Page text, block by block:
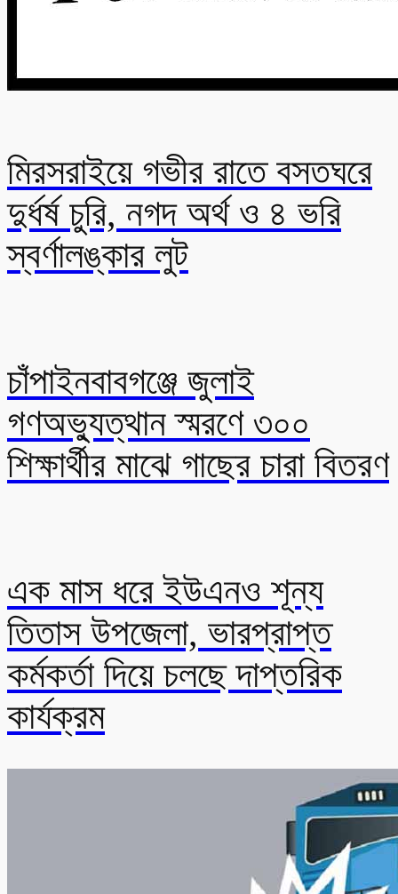
মিরসরাইয়ে গভীর রাতে বসতঘরে
দুর্ধর্ষ চুরি, নগদ অর্থ ও ৪ ভরি
স্বর্ণালঙ্কার লুট
চাঁপাইনবাবগঞ্জে জুলাই
গণঅভ্যুত্থান স্মরণে ৩০০
শিক্ষার্থীর মাঝে গাছের চারা বিতরণ
এক মাস ধরে ইউএনও শূন্য
তিতাস উপজেলা, ভারপ্রাপ্ত
কর্মকর্তা দিয়ে চলছে দাপ্তরিক
কার্যক্রম